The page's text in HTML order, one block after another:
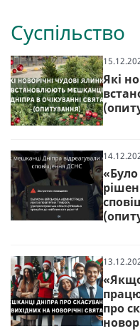
Суспільство
Які
про